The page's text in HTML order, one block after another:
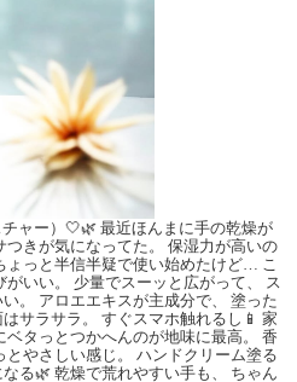
ャー）🤍🌿 最近ほんまに手の乾燥が
きが気になってた。 保湿力が高いの
ょっと半信半疑で使い始めたけど… こ
いい。 少量でスーッと広がって、 ス
。 アロエエキスが主成分で、 塗った
サラサラ。 すぐスマホ触れるし📱 家
タっとつかへんのが地味に最高。 香
やさしい感じ。 ハンドクリーム塗る
る🌿 乾燥で荒れやすい手も、 ちゃん